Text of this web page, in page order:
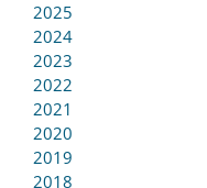
2025
2024
2023
2022
2021
2020
2019
2018